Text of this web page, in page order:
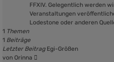
FFXIV. Gelegentlich werden
Veranstaltungen
Lodestone oder anderen
1 Themen
1 Beiträge
Letzter Beitrag Egi-Größen
von Orinna